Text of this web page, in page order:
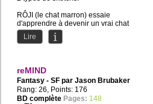
RÔJI (le chat marron) essaie
d'apprendre à devenir un vrai chat
(car en fait, c'est un homme)
KITTY (la...
Lire
reMIND
Fantasy - SF par Jason Brubaker
Rang: 26, Points: 176
BD complète Pages: 148